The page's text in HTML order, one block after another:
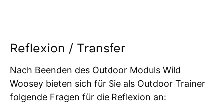
Reflexion / Transfer
Nach Beenden des Outdoor Moduls Wild
Woosey bieten sich für Sie als Outdoor Trainer
folgende Fragen für die Reflexion an: